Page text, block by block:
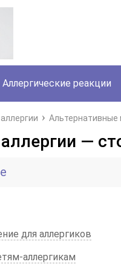
Аллергические реакции
Альтернативные
—
для аллергиков
аллергикам